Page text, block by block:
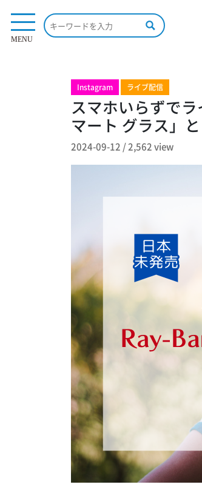
MENU
Instagram ライブ配信
スマホいらずで
マート グラス」
2024-09-12 /2,562 view